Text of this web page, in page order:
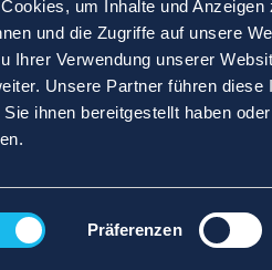
um Inhalte und
und die Zugriffe auf unsere
Ihrer Verwendung unserer
Unsere Partner führen
ihnen bereitgestellt haben
Präferenzen